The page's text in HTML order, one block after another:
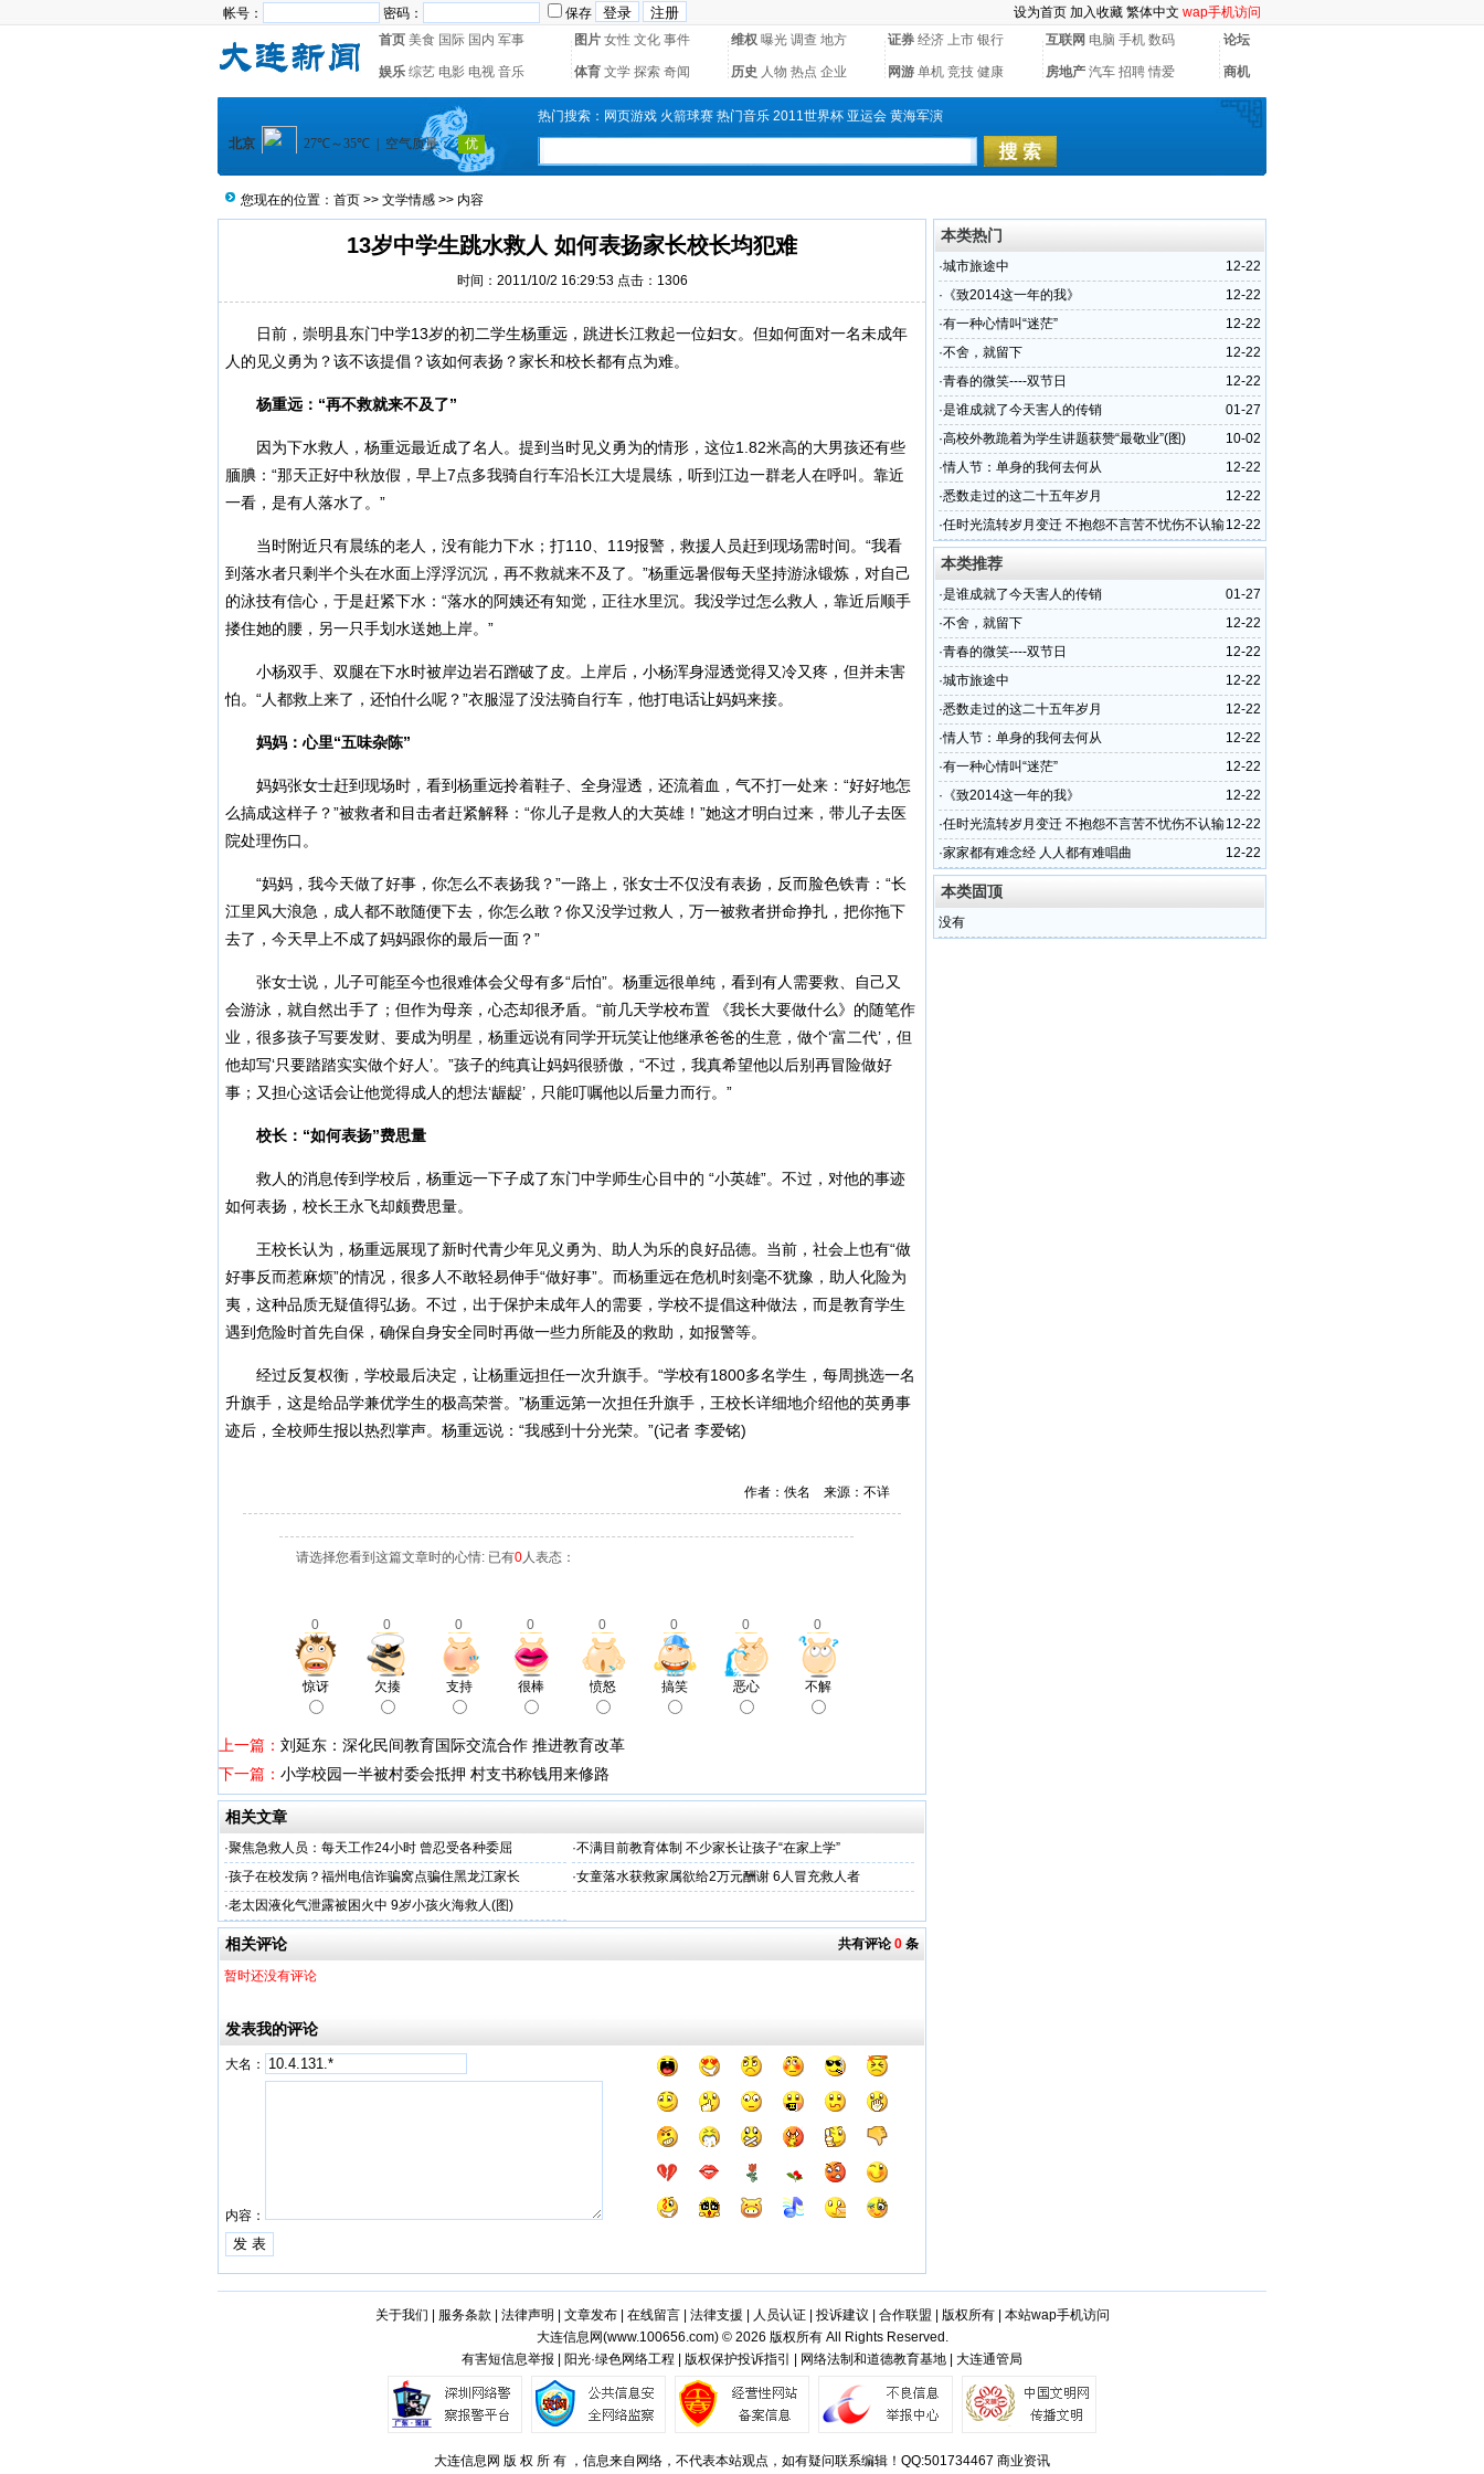
帐号： 密码： 保存 设为首页 加入收藏 繁体中文 wap手机访问
首页 美食 国际 国内 军事 图片 女性 文化 事件 维权 曝光 调查 地方 证券 经济 上市 银行 互联网 电脑 手机 数码 论坛
娱乐 综艺 电影 电视 音乐 体育 文学 探索 奇闻 历史 人物 热点 企业 网游 单机 竞技 健康 房地产 汽车 招聘 情爱 商机
热门搜索： 网页游戏 火箭球赛 热门音乐 2011世界杯 亚运会 黄海军演
您现在的位置： 首页 >> 文学情感 >> 内容
13岁中学生跳水救人 如何表扬家长校长均犯难
时间：2011/10/2 16:29:53 点击：1306
日前，崇明县东门中学13岁的初二学生杨重远，跳进长江救起一位妇女。但如何面对一名未成年
人的见义勇为？该不该提倡？该如何表扬？家长和校长都有点为难。
杨重远：“再不救就来不及了”
因为下水救人，杨重远最近成了名人。提到当时见义勇为的情形，这位1.82米高的大男孩还有些
腼腆：“那天正好中秋放假，早上7点多我骑自行车沿长江大堤晨练，听到江边一群老人在呼叫。靠近
一看，是有人落水了。”
当时附近只有晨练的老人，没有能力下水；打110、119报警，救援人员赶到现场需时间。“我看
到落水者只剩半个头在水面上浮浮沉沉，再不救就来不及了。”杨重远暑假每天坚持游泳锻炼，对自己
的泳技有信心，于是赶紧下水：“落水的阿姨还有知觉，正往水里沉。我没学过怎么救人，靠近后顺手
搂住她的腰，另一只手划水送她上岸。”
小杨双手、双腿在下水时被岸边岩石蹭破了皮。上岸后，小杨浑身湿透觉得又冷又疼，但并未害
怕。“人都救上来了，还怕什么呢？”衣服湿了没法骑自行车，他打电话让妈妈来接。
妈妈：心里“五味杂陈”
妈妈张女士赶到现场时，看到杨重远拎着鞋子、全身湿透，还流着血，气不打一处来：“好好地怎
么搞成这样子？”被救者和目击者赶紧解释：“你儿子是救人的大英雄！”她这才明白过来，带儿子去医
院处理伤口。
“妈妈，我今天做了好事，你怎么不表扬我？”一路上，张女士不仅没有表扬，反而脸色铁青：“长
江里风大浪急，成人都不敢随便下去，你怎么敢？你又没学过救人，万一被救者拼命挣扎，把你拖下
去了，今天早上不成了妈妈跟你的最后一面？”
张女士说，儿子可能至今也很难体会父母有多“后怕”。杨重远很单纯，看到有人需要救、自己又
会游泳，就自然出手了；但作为母亲，心态却很矛盾。“前几天学校布置 《我长大要做什么》的随笔作
业，很多孩子写要发财、要成为明星，杨重远说有同学开玩笑让他继承爸爸的生意，做个‘富二代’，但
他却写‘只要踏踏实实做个好人’。”孩子的纯真让妈妈很骄傲，“不过，我真希望他以后别再冒险做好
事；又担心这话会让他觉得成人的想法‘龌龊’，只能叮嘱他以后量力而行。”
校长：“如何表扬”费思量
救人的消息传到学校后，杨重远一下子成了东门中学师生心目中的 “小英雄”。不过，对他的事迹
如何表扬，校长王永飞却颇费思量。
王校长认为，杨重远展现了新时代青少年见义勇为、助人为乐的良好品德。当前，社会上也有“做
好事反而惹麻烦”的情况，很多人不敢轻易伸手“做好事”。而杨重远在危机时刻毫不犹豫，助人化险为
夷，这种品质无疑值得弘扬。不过，出于保护未成年人的需要，学校不提倡这种做法，而是教育学生
遇到危险时首先自保，确保自身安全同时再做一些力所能及的救助，如报警等。
经过反复权衡，学校最后决定，让杨重远担任一次升旗手。“学校有1800多名学生，每周挑选一名
升旗手，这是给品学兼优学生的极高荣誉。”杨重远第一次担任升旗手，王校长详细地介绍他的英勇事
迹后，全校师生报以热烈掌声。杨重远说：“我感到十分光荣。”(记者 李爱铭)
作者：佚名 来源：不详
请选择您看到这篇文章时的心情: 已有0人表态：
0 0 0 0 0 0 0 0
惊讶 欠揍 支持 很棒 愤怒 搞笑 恶心 不解
上一篇： 刘延东：深化民间教育国际交流合作 推进教育改革
下一篇： 小学校园一半被村委会抵押 村支书称钱用来修路
相关文章
·聚焦急救人员：每天工作24小时 曾忍受各种委屈 ·不满目前教育体制 不少家长让孩子“在家上学”
·孩子在校发病？福州电信诈骗窝点骗住黑龙江家长 ·女童落水获救家属欲给2万元酬谢 6人冒充救人者
·老太因液化气泄露被困火中 9岁小孩火海救人(图)
共有评论0 条
相关评论
暂时还没有评论
发表我的评论
大名：
内容：
本类热门
12-22
·城市旅途中
12-22
· 《致2014这一年的我》
12-22
·有一种心情叫“迷茫”
12-22
·不舍，就留下
12-22
·青春的微笑----双节日
01-27
·是谁成就了今天害人的传销
10-02
·高校外教跪着为学生讲题获赞“最敬业”(图)
12-22
·情人节：单身的我何去何从
12-22
·悉数走过的这二十五年岁月
12-22
·任时光流转岁月变迁 不抱怨不言苦不忧伤不认输
本类推荐
01-27
·是谁成就了今天害人的传销
12-22
·不舍，就留下
12-22
·青春的微笑----双节日
12-22
·城市旅途中
12-22
·悉数走过的这二十五年岁月
12-22
·情人节：单身的我何去何从
12-22
·有一种心情叫“迷茫”
12-22
· 《致2014这一年的我》
12-22
·任时光流转岁月变迁 不抱怨不言苦不忧伤不认输
12-22
·家家都有难念经 人人都有难唱曲
本类固顶
没有
关于我们 服务条款 法律声明 文章发布| 在线留言| 法律支援 人员认证| 投诉建议 合作联盟 版权所有| 本站wap手机访问
大连信息网(www.100656.com) © 2026 版权所有 All Rights Reserved.
有害短信息举报 | 阳光·绿色网络工程 | 版权保护投诉指引 | 网络法制和道德教育基地 | 大连通管局
大连信息网 版 权 所 有 ，信息来自网络，不代表本站观点，如有疑问联系编辑！QQ:501734467 商业资讯